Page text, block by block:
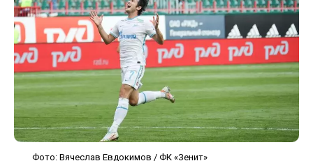
Фото: Вячеслав Евдокимов / ФК «Зенит»